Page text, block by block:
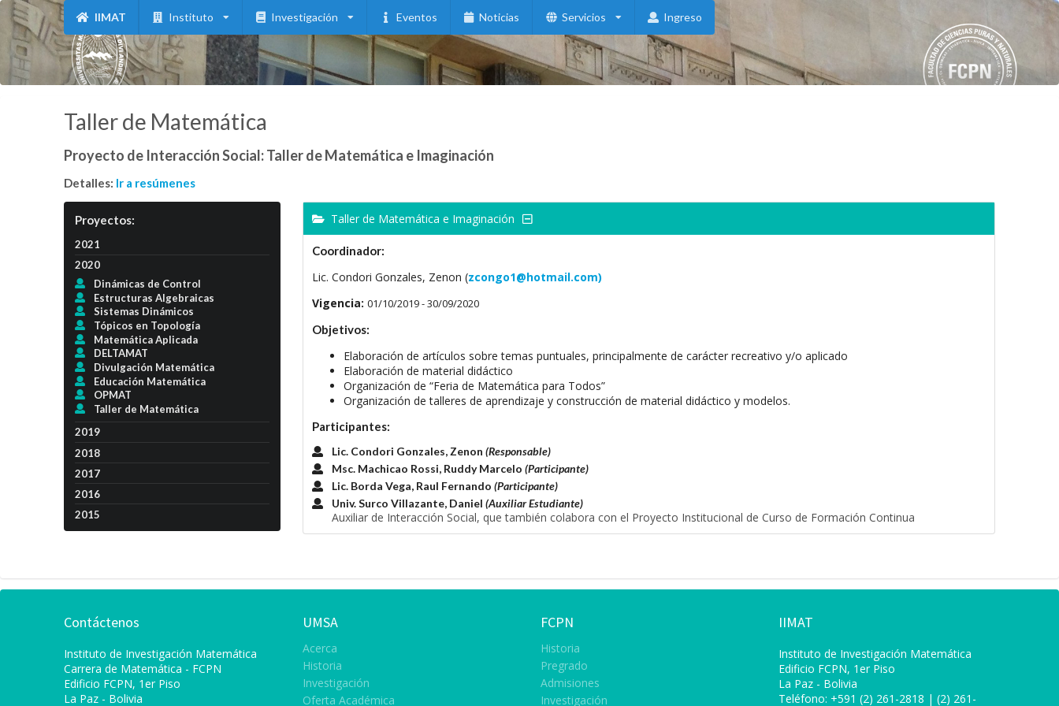
IIMAT Instituto Investigación Eventos Noticias Servicios Ingreso
Taller de Matemática
Proyecto de Interacción Social: Taller de Matemática e Imaginación
Detalles: Ir a resúmenes
Proyectos:
2021
2020
Dinámicas de Control
Estructuras Algebraicas
Sistemas Dinámicos
Tópicos en Topología
Matemática Aplicada
DELTAMAT
Divulgación Matemática
Educación Matemática
OPMAT
Taller de Matemática
2019
2018
2017
2016
2015
Taller de Matemática e Imaginación
Coordinador:
Lic. Condori Gonzales, Zenon (zcongo1@hotmail.com)
Vigencia: 01/10/2019 - 30/09/2020
Objetivos:
Elaboración de artículos sobre temas puntuales, principalmente de carácter recreativo y/o aplicado
Elaboración de material didáctico
Organización de “Feria de Matemática para Todos”
Organización de talleres de aprendizaje y construcción de material didáctico y modelos.
Participantes:
Lic. Condori Gonzales, Zenon (Responsable)
Msc. Machicao Rossi, Ruddy Marcelo (Participante)
Lic. Borda Vega, Raul Fernando (Participante)
Univ. Surco Villazante, Daniel (Auxiliar Estudiante)
Auxiliar de Interacción Social, que también colabora con el Proyecto Institucional de Curso de Formación Continua
Contáctenos
Instituto de Investigación Matemática
Carrera de Matemática - FCPN
Edificio FCPN, 1er Piso
La Paz - Bolivia
UMSA
Acerca
Historia
Investigación
Oferta Académica
FCPN
Historia
Pregrado
Admisiones
Investigación
IIMAT
Instituto de Investigación Matemática
Edificio FCPN, 1er Piso
La Paz - Bolivia
Teléfono: +591 (2) 261-2818 | (2) 261-